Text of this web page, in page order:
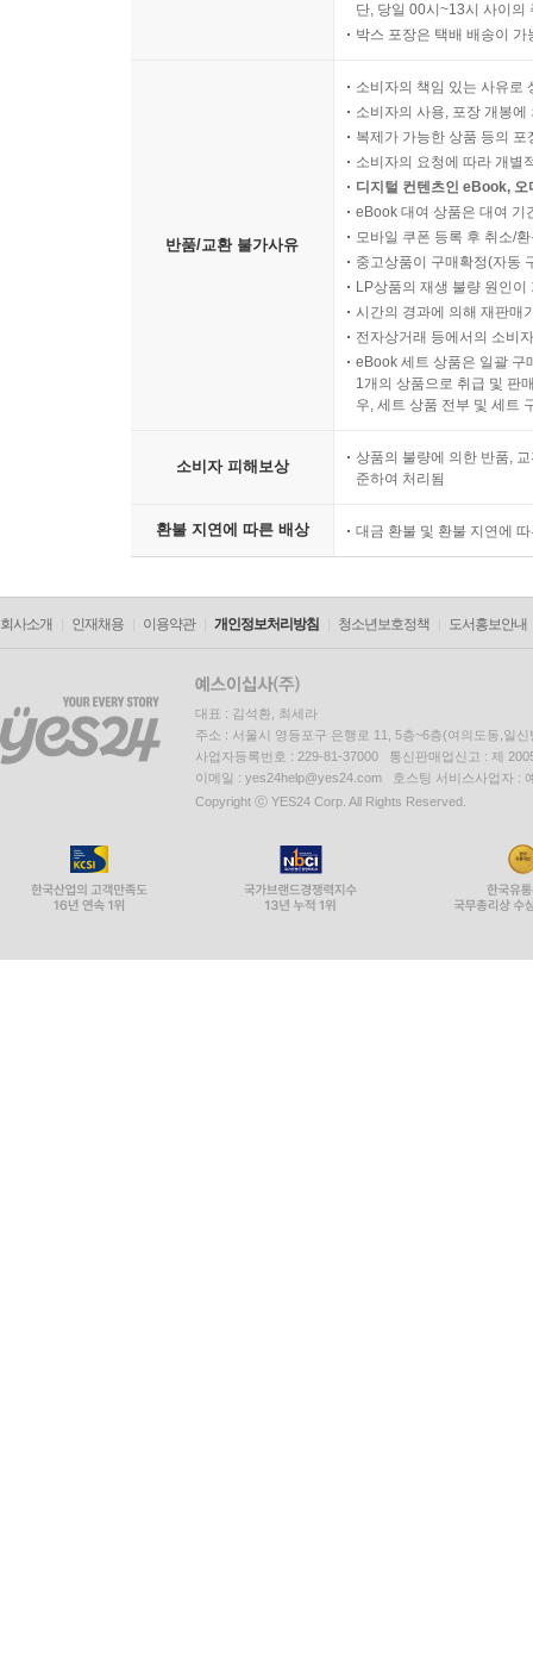
단, 당일 00시~13시 사이의
박스 포장은 택배 배송이
반품/교환 불가사유
소비자의 책임 있는 사유로
소비자의 사용, 포장 개봉
복제가 가능한 상품 등의
소비자의 요청에 따라 개별
디지털 컨텐츠인 eBook,
eBook 대여 상품은 대여 기
모바일 쿠폰 등록 후 취소/
중고상품이 구매확정(자동
LP상품의 재생 불량 원인
시간의 경과에 의해 재판매
전자상거래 등에서의 소비
eBook 세트 상품은 일괄 구
1개의 상품으로 취급 및 판
우, 세트 상품 전부 및 세트
소비자 피해보상
상품의 불량에 의한 반품,
준하여 처리됨
환불 지연에 따른 배상 대금 환불 및 환불 지연에
회사소개 인재채용 이용약관 개인정보처리방침 청소년보호정책 도서홍보안내
대표 : 김석환, 최세라
주소 : 서울시 영등포구 은행로 11, 5층~6층(여의도동,일신
사업자등록번호 : 229-81-37000 통신판매업신고 : 제
이메일 : yes24help@yes24.com 호스팅 서비스사업자 :
Copyright ⓒ YES24 Corp. All Rights Reserved.